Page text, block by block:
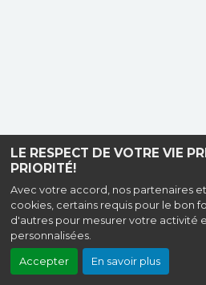
LE RESPECT DE VOTRE VIE
PRIORITÉ!
Avec votre accord, nos partenaires
cookies, certains requis pour le bon
d'autres pour mesurer votre activité
personnalisées.
Accepter En savoir plus